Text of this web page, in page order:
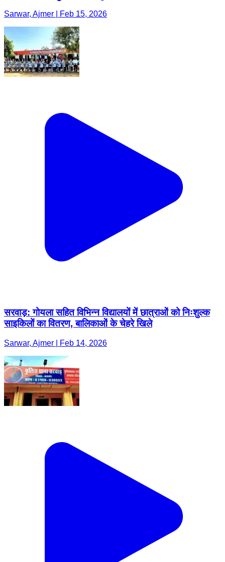
Sarwar, Ajmer | Feb 15, 2026
सरवाड़: गोयला सहित विभिन्न विद्यालयों में छात्राओं को निःशुल्क
साइकिलों का वितरण, बालिकाओं के चेहरे खिले
Sarwar, Ajmer | Feb 14, 2026